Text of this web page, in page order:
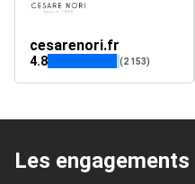
cesarenori.fr
4.8 (2 153)
Les